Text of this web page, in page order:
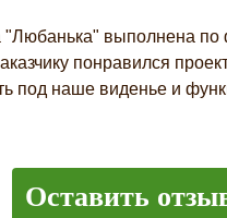
"Любанька" выполнена по
понравился
под наше виденье и
Оставить